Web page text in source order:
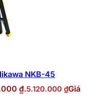
NKB-45
₫.5.120.000 ₫Giá